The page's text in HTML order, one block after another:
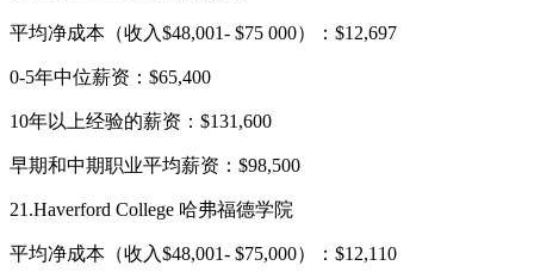
平均净成本（收入$48,001- $75 000）：$12,697
0-5年中位薪资：$65,400
10年以上经验的薪资：$131,600
早期和中期职业平均薪资：$98,500
21.Haverford College 哈弗福德学院
平均净成本（收入$48,001- $75,000）：$12,110